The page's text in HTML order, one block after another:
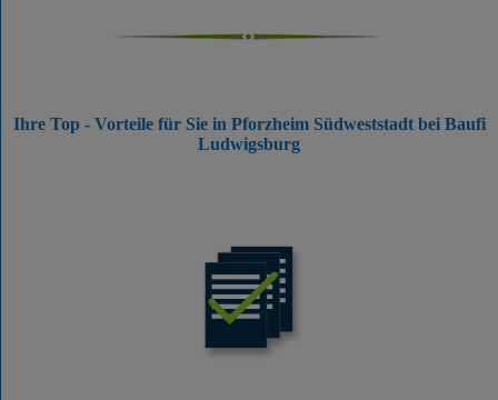
Ihre Top - Vorteile für Sie in Pforzheim Südweststadt bei Baufi
Ludwigsburg